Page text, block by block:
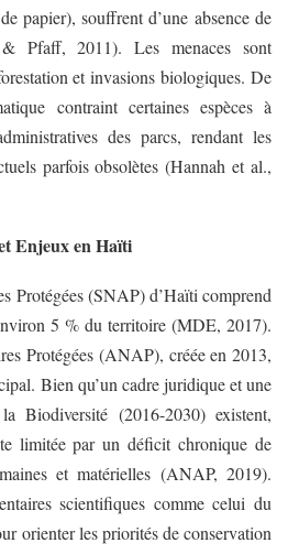
papier), souffrent d’une absence de
Pfaff, 2011). Les menaces sont
et invasions biologiques. De
contraint certaines espèces à
des parcs, rendant les
parfois obsolètes (Hannah et al.,
Enjeux en Haïti
Protégées (SNAP) d’Haïti comprend
5 % du territoire (MDE, 2017).
Protégées (ANAP), créée en 2013,
Bien qu’un cadre juridique et une
Biodiversité (2016-2030) existent,
limitée par un déficit chronique de
et matérielles (ANAP, 2019).
scientifiques comme celui du
orienter les priorités de conservation